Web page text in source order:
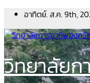
Skip
to
content
อาทิตย์. ส.ค. 9th,
วิทยาลัยก